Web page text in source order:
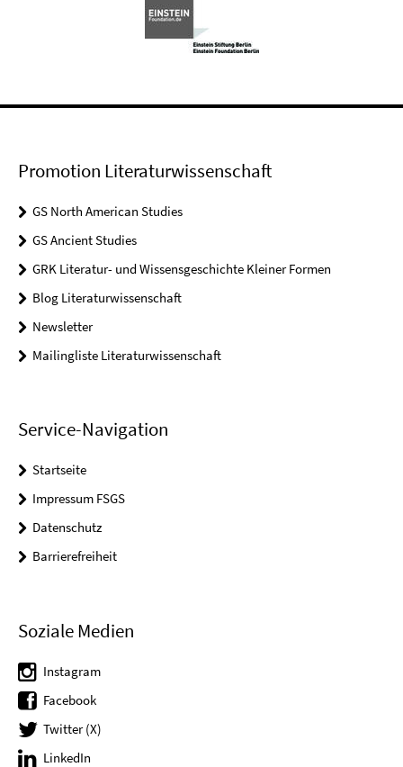
Promotion Literaturwissenschaft
GS North American Studies
GS Ancient Studies
GRK Literatur- und Wissensgeschichte Kleiner Formen
Blog Literaturwissenschaft
Newsletter
Mailingliste Literaturwissenschaft
Service-Navigation
Startseite
Impressum FSGS
Datenschutz
Barrierefreiheit
Soziale Medien
Instagram
Facebook
Twitter (X)
LinkedIn